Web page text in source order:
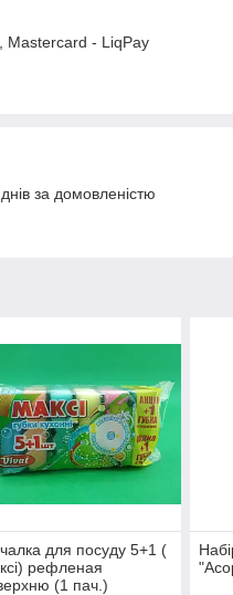
Mastercard - LiqPay
за домовленістю
для посуду 5+1 (
рефленая
(1 пач.)